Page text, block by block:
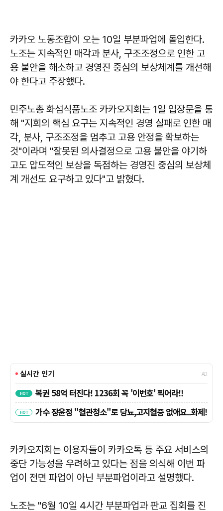
카카오 노동조합이 오는 10일 부분파업에 돌입한다.
노조는 지속적인 매각과 분사, 구조조정으로 인한 고
용 불안을 해소하고 경영진 중심의 보상체계를 개선해
야 한다고 주장했다.
민주노총 화섬식품노조 카카오지회는 1일 입장문을 통
해 "지회의 핵심 요구는 지속적인 경영 실패로 인한 매
각, 분사, 구조조정을 멈추고 고용 안정을 확보하는
것"이라며 "잘못된 의사결정으로 고용 불안을 야기하
고도 압도적인 보상을 독점하는 경영진 중심의 보상체
계 개선도 요구하고 있다"고 밝혔다.
카카오지회는 이용자들이 카카오톡 등 주요 서비스의
중단 가능성을 우려하고 있다는 점을 의식해 이번 파
업이 전면 파업이 아닌 부분파업이라고 설명했다.
노조는 "6월 10일 4시간 부분파업과 판교 집회를 진